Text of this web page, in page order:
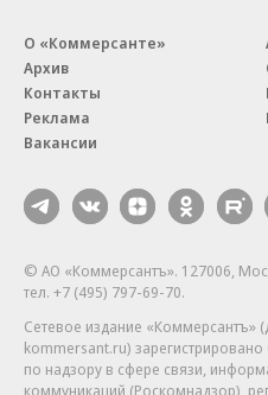
О «Коммерсанте»
Архив
Контакты
Реклама
Вакансии
© АО «Коммерсантъ». 127006,
тел. +7 (495) 797-69-70.
Сетевое издание «Коммерсантъ»
kommersant.ru)
по надзору в сфере связи,